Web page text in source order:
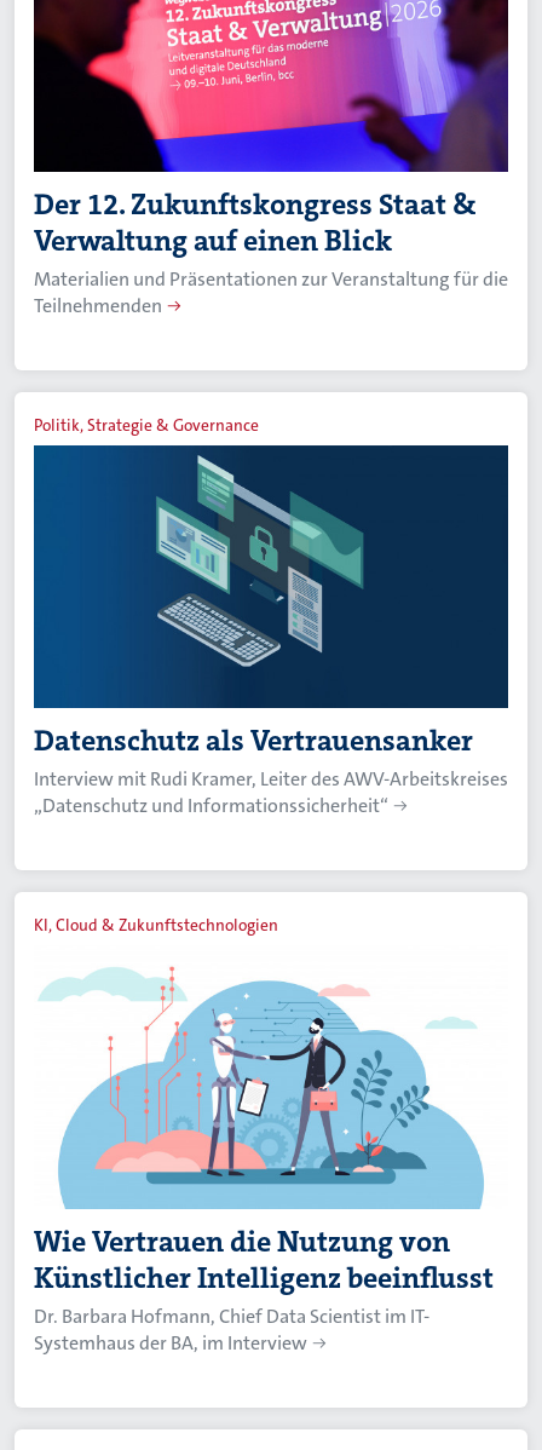
Der 12. Zukunftskongress Staat &
Verwaltung auf einen Blick
Materialien und Präsentationen zur Veranstaltung für die
Teilnehmenden
Politik, Strategie & Governance
Datenschutz als Vertrauensanker
Interview mit Rudi Kramer, Leiter des AWV-Arbeitskreises
„Datenschutz und Informationssicherheit“
KI, Cloud & Zukunftstechnologien
Wie Vertrauen die Nutzung von
Künstlicher Intelligenz beeinflusst
Dr. Barbara Hofmann, Chief Data Scientist im IT-
Systemhaus der BA, im Interview